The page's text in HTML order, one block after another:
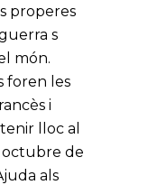
properes
s
món.
foren les
i
lloc al
de
als